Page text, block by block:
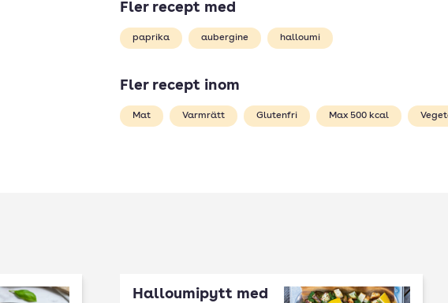
Fler recept med
paprika aubergine halloumi
Fler recept inom
Mat Varmrätt Glutenfri Max 500 kcal
Halloumipytt med